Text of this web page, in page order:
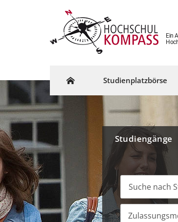
Ein
Studienplatzbörse
Studiengänge